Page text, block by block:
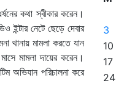
কথা স্বীকার করেন।
ইন্টার নেটে ছেড়ে দেবার
থানায় মামলা করতে যান
মামলা দায়ের করেন।
অভিযান পরিচালনা করে
3
10
17
24